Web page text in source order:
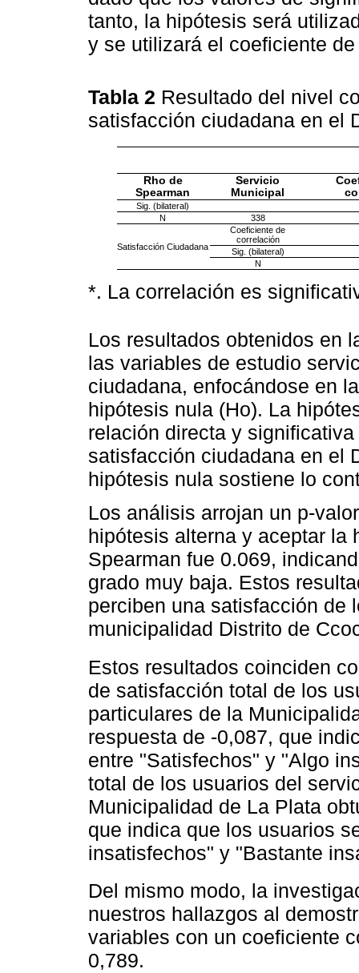
tanto, la hipótesis será
y se utilizará el coeficiente
Tabla 2 Resultado del nivel
satisfacción ciudadana en el
Rho de
Spearman
Servicio
Municipal
Sig. (bilateral)
N
338
Satisfacción Ciudadana
Coeficiente de
correlación
Sig. (bilateral)
N
*. La correlación es
Los resultados obtenidos en
las variables de estudio
ciudadana, enfocándose en
hipótesis nula (Ho). La
relación directa y
satisfacción ciudadana en el
hipótesis nula sostiene lo
Los análisis arrojan un p-
hipótesis alterna y aceptar la
Spearman fue 0.069,
grado muy baja. Estos
perciben una satisfacción de
municipalidad Distrito de
Estos resultados coinciden
de satisfacción total de los
particulares de la
respuesta de -0,087, que
entre "Satisfechos" y "Algo
total de los usuarios del
Municipalidad de La Plata
que indica que los usuarios
insatisfechos" y "Bastante
Del mismo modo, la
nuestros hallazgos al
variables con un coeficiente
0,789.